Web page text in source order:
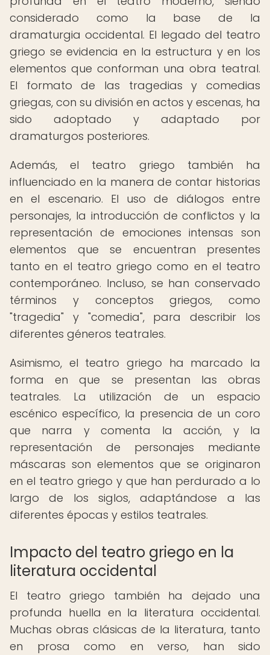
considerado como la base de la
dramaturgia occidental. El legado del teatro
griego se evidencia en la estructura y en los
elementos que conforman una obra teatral.
El formato de las tragedias y comedias
griegas, con su división en actos y escenas, ha
sido adoptado y adaptado por
dramaturgos posteriores.
Además, el teatro griego también ha
influenciado en la manera de contar historias
en el escenario. El uso de diálogos entre
personajes, la introducción de conflictos y la
representación de emociones intensas son
elementos que se encuentran presentes
tanto en el teatro griego como en el teatro
contemporáneo. Incluso, se han conservado
términos y conceptos griegos, como
"tragedia" y "comedia", para describir los
diferentes géneros teatrales.
Asimismo, el teatro griego ha marcado la
forma en que se presentan las obras
teatrales. La utilización de un espacio
escénico específico, la presencia de un coro
que narra y comenta la acción, y la
representación de personajes mediante
máscaras son elementos que se originaron
en el teatro griego y que han perdurado a lo
largo de los siglos, adaptándose a las
diferentes épocas y estilos teatrales.
Impacto del teatro griego en la
literatura occidental
El teatro griego también ha dejado una
profunda huella en la literatura occidental.
Muchas obras clásicas de la literatura, tanto
en prosa como en verso, han sido